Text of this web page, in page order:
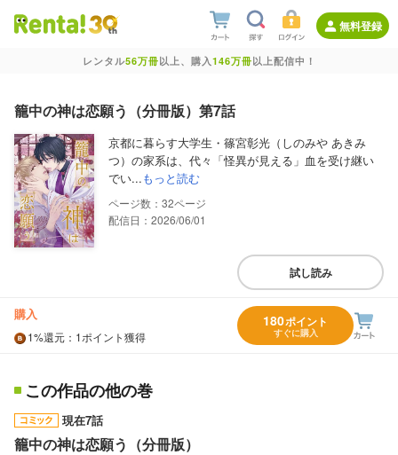
無料登録
レンタル56万冊以上、購入146万冊以上配信中！
籠中の神は恋願う（分冊版）第7話
京都に暮らす大学生・篠宮彰光（しのみや あきみ
つ）の家系は、代々「怪異が見える」血を受け継い
でい...もっと読む
32
配信日：2026/06/01
試し読み
購入
1%還元 ：1ポイント獲得
180ポイント
すぐに購入
この作品の他の巻
現在7話
籠中の神は恋願う（分冊版）